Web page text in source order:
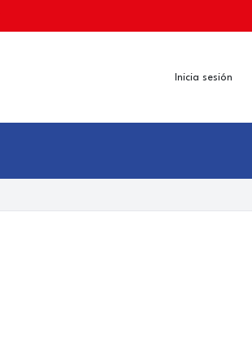
Inicia sesión